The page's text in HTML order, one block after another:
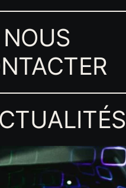
NOUS